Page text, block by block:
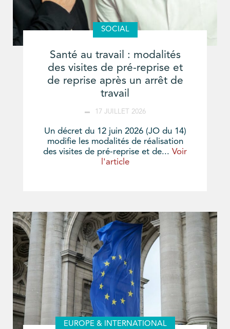
SOCIAL
Santé au travail : modalités
des visites de pré-reprise et
de reprise après un arrêt de
travail
17 JUILLET 2026
Un décret du 12 juin 2026 (JO du 14)
modifie les modalités de réalisation
des visites de pré-reprise et de... Voir
l'article
EUROPE & INTERNATIONAL